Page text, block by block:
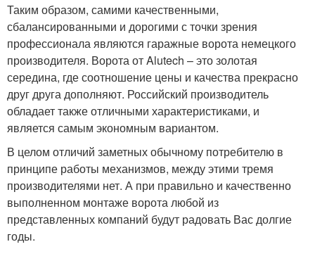
Таким образом, самими качественными,
сбалансированными и дорогими с точки зрения
профессионала являются гаражные ворота немецкого
производителя. Ворота от Alutech – это золотая
середина, где соотношение цены и качества прекрасно
друг друга дополняют. Российский производитель
обладает также отличными характеристиками, и
является самым экономным вариантом.
В целом отличий заметных обычному потребителю в
принципе работы механизмов, между этими тремя
производителями нет. А при правильно и качественно
выполненном монтаже ворота любой из
представленных компаний будут радовать Вас долгие
годы.